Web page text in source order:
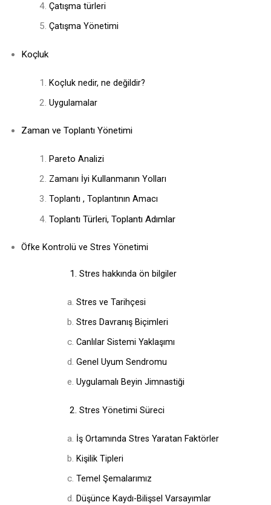
Çatışma türleri
Çatışma Yönetimi
Koçluk
Koçluk nedir, ne değildir?
Uygulamalar
Zaman ve Toplantı Yönetimi
Pareto Analizi
Zamanı İyi Kullanmanın Yolları
Toplantı , Toplantının Amacı
Toplantı Türleri, Toplantı Adımlar
Öfke Kontrolü ve Stres Yönetimi
1. Stres hakkında ön bilgiler
Stres ve Tarihçesi
Stres Davranış Biçimleri
Canlılar Sistemi Yaklaşımı
Genel Uyum Sendromu
Uygulamalı Beyin Jimnastiği
2. Stres Yönetimi Süreci
İş Ortamında Stres Yaratan Faktörler
Kişilik Tipleri
Temel Şemalarımız
Düşünce Kaydı-Bilişsel Varsayımlar